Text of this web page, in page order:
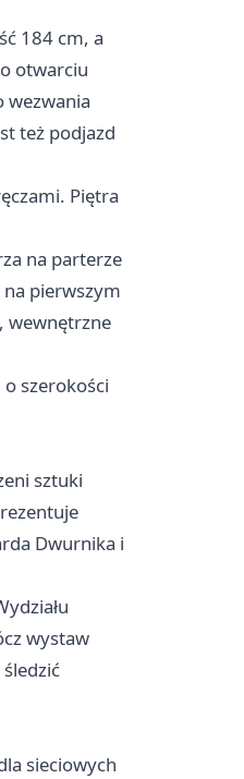
184 cm, a
otwarciu
wezwania
też podjazd
Piętra
na parterze
pierwszym
wewnętrzne
szerokości
sztuki
Dwurnika i
wystaw
sieciowych